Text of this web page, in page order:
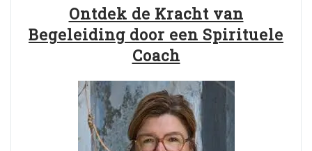
Ontdek de Kracht van
Begeleiding door een Spirituele
Coach